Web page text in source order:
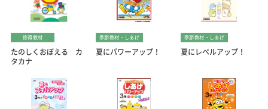
修得教材
たのしくおぼえる カ
タカナ
季節教材・しあげ
夏にパワーアップ！
季節教材・しあげ
夏にレベルアップ！